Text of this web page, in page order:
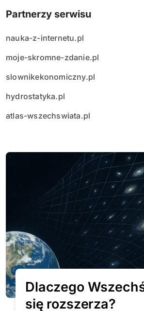
Partnerzy serwisu
nauka-z-internetu.pl
moje-skromne-zdanie.pl
slownikekonomiczny.pl
hydrostatyka.pl
atlas-wszechswiata.pl
Dlaczego
się rozszerza?